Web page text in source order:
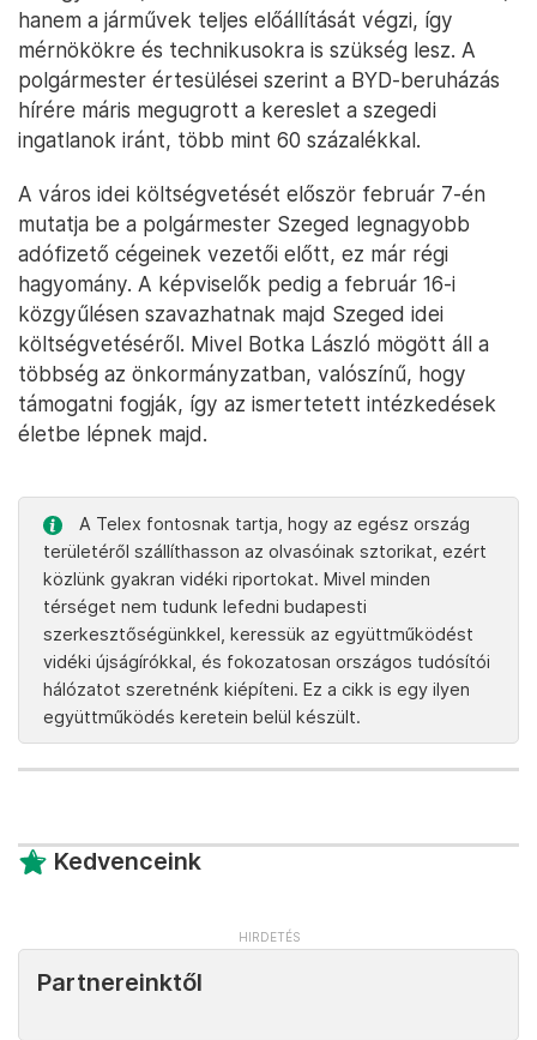
hanem a járművek teljes előállítását végzi, így
mérnökökre és technikusokra is szükség lesz. A
polgármester értesülései szerint a BYD-beruházás
hírére máris megugrott a kereslet a szegedi
ingatlanok iránt, több mint 60 százalékkal.
A város idei költségvetését először február 7-én
mutatja be a polgármester Szeged legnagyobb
adófizető cégeinek vezetői előtt, ez már régi
hagyomány. A képviselők pedig a február 16-i
közgyűlésen szavazhatnak majd Szeged idei
költségvetéséről. Mivel Botka László mögött áll a
többség az önkormányzatban, valószínű, hogy
támogatni fogják, így az ismertetett intézkedések
életbe lépnek majd.
A Telex fontosnak tartja, hogy az egész ország
területéről szállíthasson az olvasóinak sztorikat, ezért
közlünk gyakran vidéki riportokat. Mivel minden
térséget nem tudunk lefedni budapesti
szerkesztőségünkkel, keressük az együttműködést
vidéki újságírókkal, és fokozatosan országos tudósítói
hálózatot szeretnénk kiépíteni. Ez a cikk is egy ilyen
együttműködés keretein belül készült.
Kedvenceink
Partnereinktől